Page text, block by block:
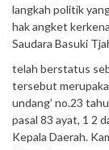
langkah politik
hak angket
Saudara Basuki
telah berstatus
tersebut
undang’ no.23
pasal 83 ayat, 1 2
Kepala Daerah.